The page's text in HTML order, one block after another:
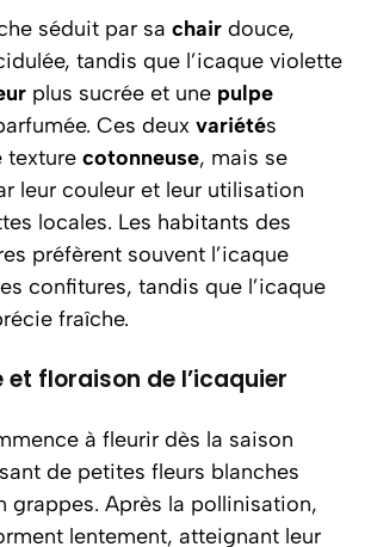
séduit par sa chair douce,
tandis que l’icaque violette
plus sucrée et une pulpe
Ces deux variétés
texture cotonneuse, mais se
leur couleur et leur utilisation
locales. Les habitants des
préfèrent souvent l’icaque
confitures, tandis que l’icaque
fraîche.
et floraison de l’icaquier
à fleurir dès la saison
de petites fleurs blanches
grappes. Après la pollinisation,
lentement, atteignant leur